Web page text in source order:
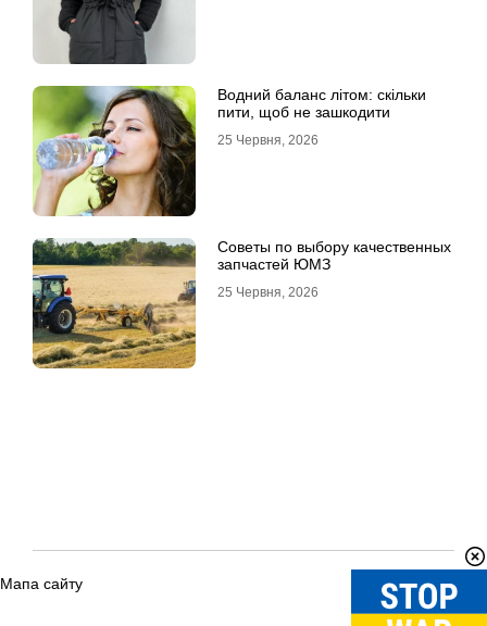
Водний баланс літом: скільки
пити, щоб не зашкодити
25 Червня, 2026
Советы по выбору качественных
запчастей ЮМЗ
25 Червня, 2026
Мапа сайту